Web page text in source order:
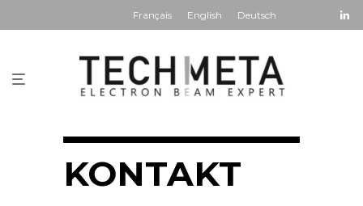
Français English Deutsch
KONTAKT